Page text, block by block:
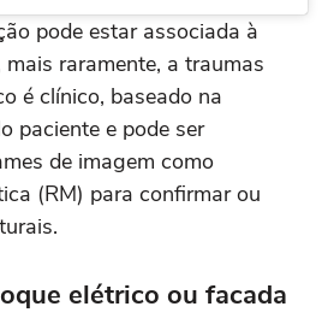
pode estar associada à
raramente, a traumas
é clínico, baseado na
paciente e pode ser
de imagem como
(RM) para confirmar ou
elétrico ou facada